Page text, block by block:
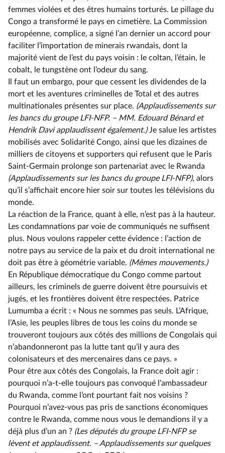
femmes violées et des êtres humains torturés. Le pillage du
Congo a transformé le pays en cimetière. La Commission
européenne, complice, a signé l’an dernier un accord pour
faciliter l’importation de minerais rwandais, dont la
majorité vient de l’est du pays voisin : le coltan, l’étain, le
cobalt, le tungstène ont l’odeur du sang.
Il faut un embargo, pour que cessent les dividendes de la
mort et les aventures criminelles de Total et des autres
multinationales présentes sur place. (Applaudissements sur
les bancs du groupe LFI-NFP. –⁠ MM. Edouard Bénard et
Hendrik Davi applaudissent également.)Je salue les artistes
mobilisés avec Solidarité Congo, ainsi que les dizaines de
milliers de citoyens et supporters qui refusent que le Paris
Saint-Germain prolonge son partenariat avec le Rwanda
(Applaudissements sur les bancs du groupe LFI-NFP), alors
qu’il s’affichait encore hier soir sur toutes les télévisions du
monde.
La réaction de la France, quant à elle, n’est pas à la hauteur.
Les condamnations par voie de communiqués ne suffisent
plus. Nous voulons rappeler cette évidence : l’action de
notre pays au service de la paix et du droit international ne
doit pas être à géométrie variable. (Mêmes mouvements.)
En République démocratique du Congo comme partout
ailleurs, les criminels de guerre doivent être poursuivis et
jugés, et les frontières doivent être respectées. Patrice
Lumumba a écrit : « Nous ne sommes pas seuls. L’Afrique,
l’Asie, les peuples libres de tous les coins du monde se
trouveront toujours aux côtés des millions de Congolais qui
n’abandonneront pas la lutte tant qu’il y aura des
colonisateurs et des mercenaires dans ce pays. »
Pour être aux côtés des Congolais, la France doit agir :
pourquoi n’a-t-elle toujours pas convoqué l’ambassadeur
du Rwanda, comme l’ont pourtant fait nos voisins ?
Pourquoi n’avez-vous pas pris de sanctions économiques
contre le Rwanda, comme nous vous le demandions il y a
déjà plus d’un an ? (Les députés du groupe LFI-NFP se
lèvent et applaudissent. –⁠ Applaudissements sur quelques